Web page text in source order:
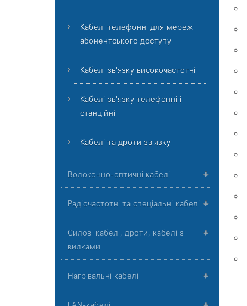
Кабелі телефонні для мереж
абонентського доступу
Кабелі зв'язку високочастотні
Кабелі зв'язку телефонні і
станційні
Кабелі та дроти зв'язку
Волоконно-оптичні кабелі
Радіочастотні та спеціальні кабелі
Силові кабелі, дроти, кабелі з
вилками
Нагрівальні кабелі